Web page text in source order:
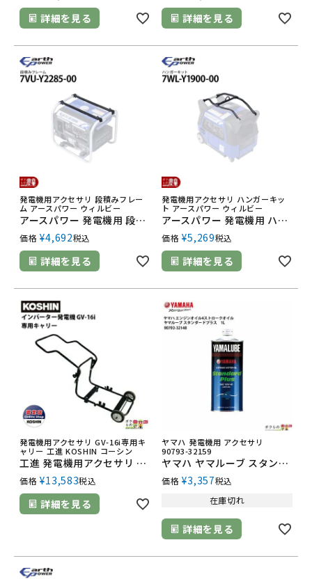
詳細を見る 詳細を見る
発電機用アクセサリ 段積みフレー
ム アースパワー ウィルビー
アースパワー 発電機用 段積みフレーム 7VU-Y2285-00 EF2500i用
価格 ¥4,692税込
詳細を見る
発電機用アクセサリ ハンガーキッ
ト アースパワー ウィルビー
アースパワー 発電機用 ハンガーキット 7WL-Y1900-00 EF2800iSE用
価格 ¥5,269税込
詳細を見る
発電機用アクセサリ GV-16i専用キ
ャリー 工進 KOSHIN コーシン
工進 発電機用アクセサリ GVC-1 GV-16i専用キャリー 発電機本体別売
価格 ¥13,583税込
詳細を見る
ヤマハ 発電機用 アクセサリ
90793-32159
ヤマハ ヤマルーブ スタンダードプラス1L 90793-32159
価格 ¥3,357税込
在庫切れ
詳細を見る